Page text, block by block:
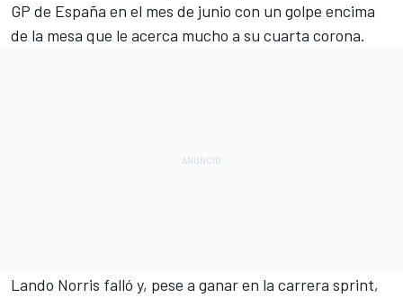
GP de España en el mes de junio con un golpe encima
de la mesa que le acerca mucho a su cuarta corona.
Lando Norris falló y, pese a ganar en la carrera sprint,